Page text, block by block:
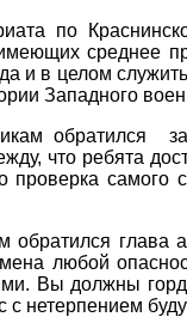
по
среднее
и в целом
Западного
обратился
что ребята
проверка
глава
любой
Вы должны
с нетерпением